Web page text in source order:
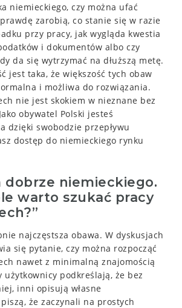
niemieckiego, czy można ufać
zarobią, co stanie się w razie
przy pracy, jak wygląda kwestia
i dokumentów albo czy
da się wytrzymać na dłuższą metę.
jest taka, że większość tych obaw
i możliwa do rozwiązania.
nie jest skokiem w nieznane bez
obywatel Polski jesteś
dzięki swobodzie przepływu
dostęp do niemieckiego rynku
dobrze niemieckiego.
warto szukać pracy
najczęstsza obawa. W dyskusjach
się pytanie, czy można rozpocząć
nawet z minimalną znajomością
użytkownicy podkreślają, że bez
inni opisują własne
że zaczynali na prostych